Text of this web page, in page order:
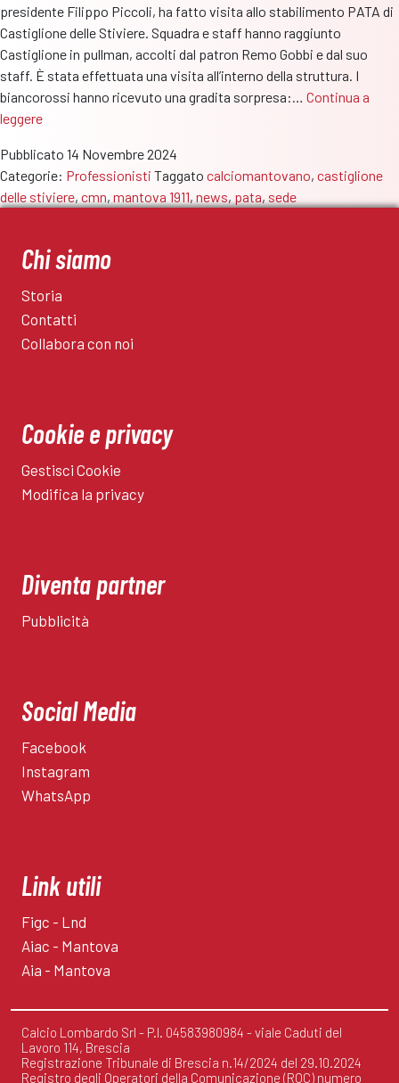
presidente Filippo Piccoli, ha fatto visita allo stabilimento PATA di
Castiglione delle Stiviere. Squadra e staff hanno raggiunto
Castiglione in pullman, accolti dal patron Remo Gobbi e dal suo
staff. È stata effettuata una visita all’interno della struttura. I
biancorossi hanno ricevuto una gradita sorpresa:… Continua a
leggereMantova
presso
l’official
partner
a
Castiglione
Pubblicato 14 Novembre 2024
Categorie: Professionisti Taggato calciomantovano, castiglione
delle stiviere, cmn, mantova 1911, news, pata, sede
Chi siamo
Storia
Contatti
Collabora con noi
Cookie e privacy
Gestisci Cookie
Modifica la privacy
Diventa partner
Pubblicità
Social Media
Facebook
Instagram
WhatsApp
Link utili
Figc - Lnd
Aiac - Mantova
Aia - Mantova
Calcio Lombardo Srl - P.I. 04583980984 - viale Caduti del
Lavoro 114, Brescia
Registrazione Tribunale di Brescia n.14/2024 del 29.10.2024
Registro degli Operatori della Comunicazione (ROC) numero